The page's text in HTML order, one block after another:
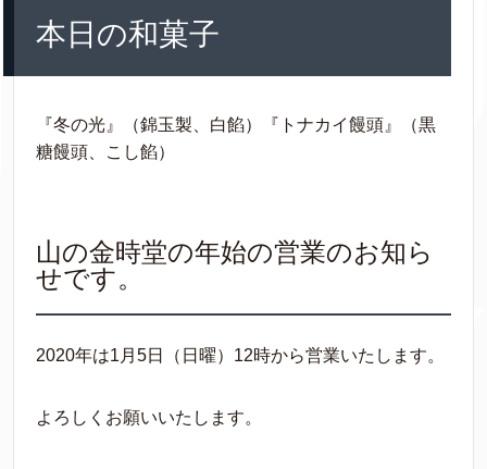
本日の和菓子
『冬の光』（錦玉製、白餡）『トナカイ饅頭』（黒
糖饅頭、こし餡）
山の金時堂の年始の営業のお知ら
せです。
2020年は1月5日（日曜）12時から営業いたします。
よろしくお願いいたします。